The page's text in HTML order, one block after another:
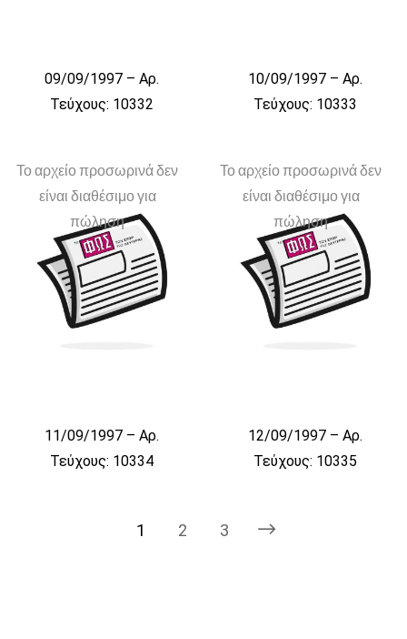
09/09/1997 – Αρ.
Τεύχους: 10332
10/09/1997 – Αρ.
Τεύχους: 10333
Το αρχείο προσωρινά δεν
είναι διαθέσιμο για
πώληση
11/09/1997 – Αρ.
Τεύχους: 10334
Το αρχείο προσωρινά δεν
είναι διαθέσιμο για
πώληση
12/09/1997 – Αρ.
Τεύχους: 10335
1 2 3